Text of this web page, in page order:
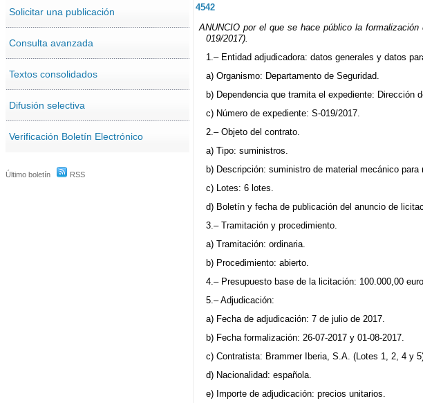
Solicitar una publicación
Consulta avanzada
Textos consolidados
Difusión selectiva
Verificación Boletín Electrónico
Último boletín RSS
4542
ANUNCIO por el que se hace público la
019/2017).
1.– Entidad adjudicadora: datos generales y datos
a) Organismo: Departamento de Seguridad.
b) Dependencia que tramita el expediente: Dirección
c) Número de expediente: S-019/2017.
2.– Objeto del contrato.
a) Tipo: suministros.
b) Descripción: suministro de material mecánico para
c) Lotes: 6 lotes.
d) Boletín y fecha de publicación del anuncio de
3.– Tramitación y procedimiento.
a) Tramitación: ordinaria.
b) Procedimiento: abierto.
4.– Presupuesto base de la licitación: 100.000,00
5.– Adjudicación:
a) Fecha de adjudicación: 7 de julio de 2017.
b) Fecha formalización: 26-07-2017 y 01-08-2017.
c) Contratista: Brammer Iberia, S.A. (Lotes 1, 2, 4 y
d) Nacionalidad: española.
e) Importe de adjudicación: precios unitarios.